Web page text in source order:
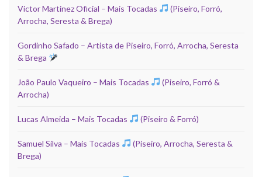
Victor Martinez Oficial – Mais Tocadas
(Piseiro, Forró,
Arrocha, Seresta & Brega)
Gordinho Safado – Artista de Piseiro, Forró, Arrocha, Seresta
& Brega
João Paulo Vaqueiro – Mais Tocadas
(Piseiro, Forró &
Arrocha)
Lucas Almeida – Mais Tocadas (Piseiro & Forró)
Samuel Silva – Mais Tocadas
(Piseiro, Arrocha, Seresta &
Brega)